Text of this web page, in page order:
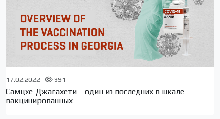
17.02.2022 991
Самцхе-Джавахети – один из последних в шкале
вакцинированных